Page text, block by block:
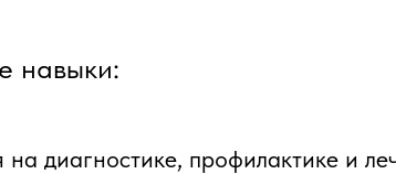
навыки:
на диагностике, профилактике и